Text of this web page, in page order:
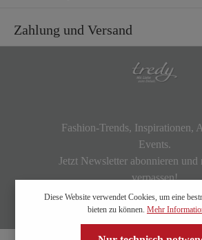
Zahlung und Versand
Fashion-Trends, Inspirationen,
Events.
Jetzt Newsletter abonnieren und
verpassen!
Diese Website verwendet Cookies, um eine
bieten zu können. Mehr